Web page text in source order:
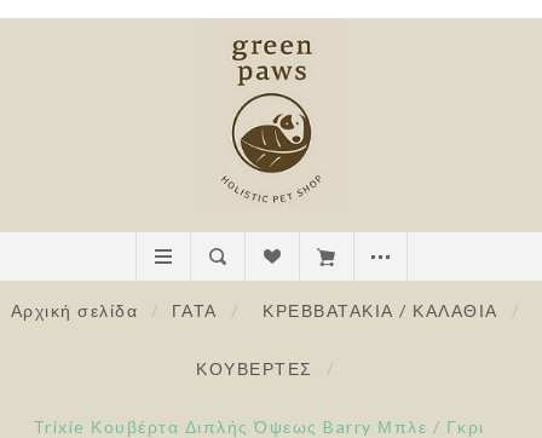
Αρχική σελίδα / ΓΑΤΑ / ΚΡΕΒΒΑΤΑΚΙΑ / ΚΑΛΑΘΙΑ /
ΚΟΥΒΕΡΤΕΣ /
Trixie Κουβέρτα Διπλής Όψεως Barry Μπλε / Γκρι